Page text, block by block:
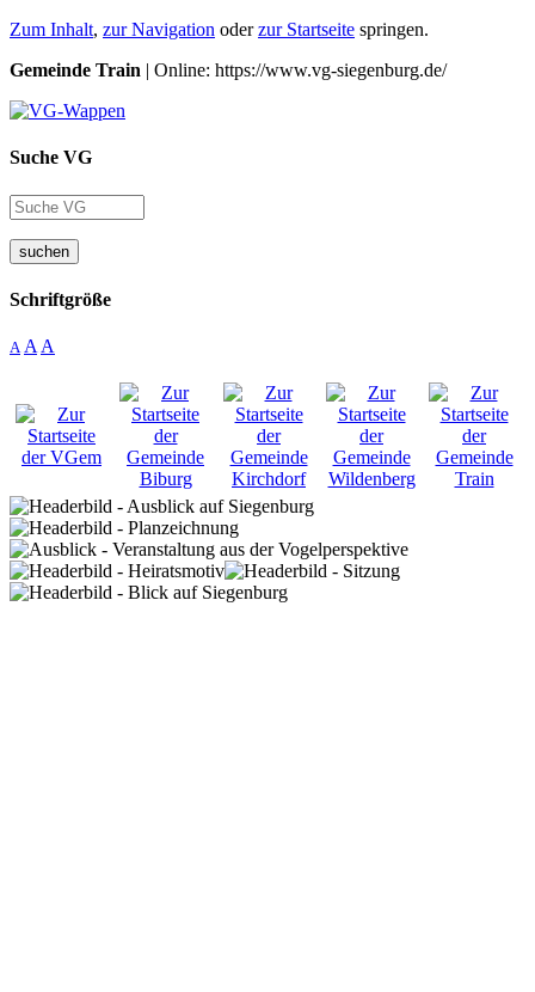
Zum Inhalt, zur Navigation oderzur Startseite springen.
Gemeinde Train | Online: https://www.vg-siegenburg.de/
Suche VG
suchen
Schriftgröße
A A A